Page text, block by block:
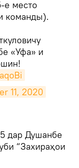
е место
команды).
«Уфа» и
11, 2020
дар Душанбе
“Захираҳои